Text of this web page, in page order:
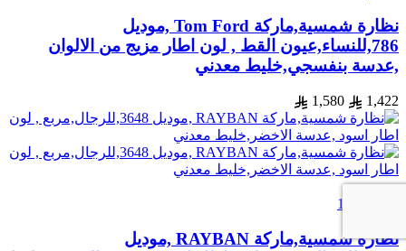
نظارة شمسية,ماركة Tom Ford ,موديل
786,للنساء,عيون القط , لون اطار مزيج من الالوان
,عدسة بنفسجي,خليط معدني
1,422
1,580
جديد
نظارة شمسية,ماركة RAYBAN ,موديل